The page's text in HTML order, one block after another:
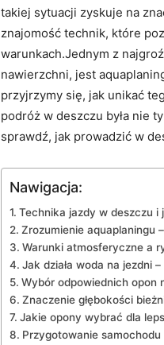
takiej sytuacji zyskuje na
znajomość technik, które
warunkach.Jednym ​z
nawierzchni, jest
przyjrzymy się, jak unikać
podróż w deszczu była ‌nie
sprawdź,‍ jak prowadzić​ w
Nawigacja:
Technika jazdy w‌ deszczu i
Zrozumienie ⁢aquaplaningu
Warunki atmosferyczne a
Jak działa woda ⁤na jezdni
Wybór odpowiednich opon
Znaczenie głębokości​
Jakie opony wybrać dla
Przygotowanie